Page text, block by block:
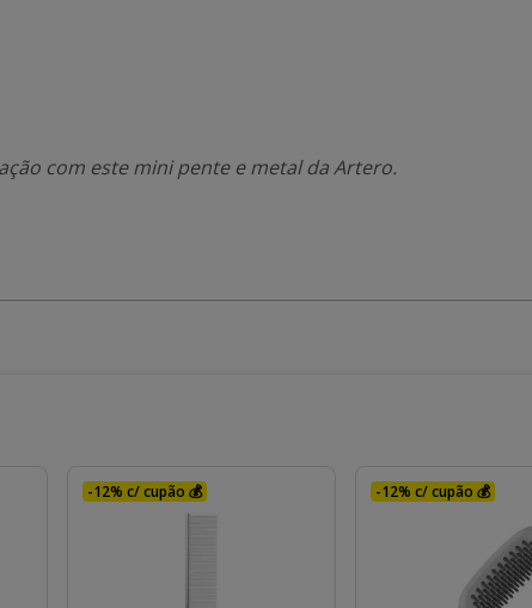
com este mini pente e metal da Artero.
-12% c/ cupão 💰 -12% c/ cupão 💰